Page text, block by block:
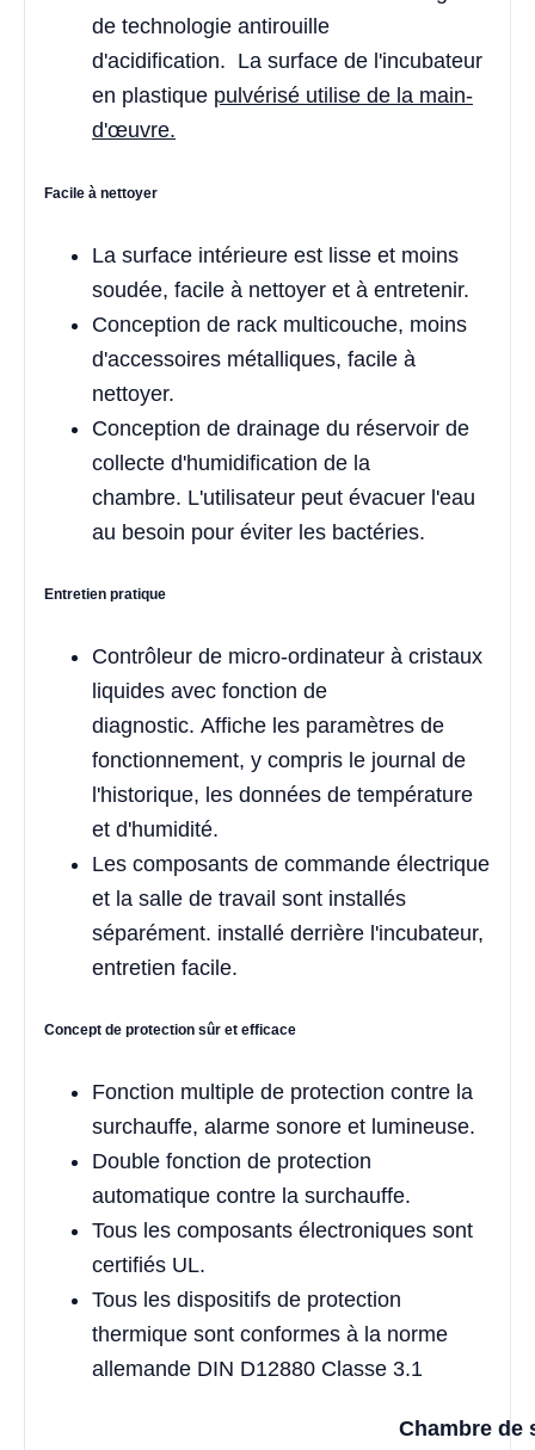
de technologie antirouille
d'acidification. La surface de l'incubateur
en plastique pulvérisé utilise de la main-
d'œuvre.
Facile à nettoyer
La surface intérieure est lisse et moins
soudée, facile à nettoyer et à entretenir.
Conception de rack multicouche, moins
d'accessoires métalliques, facile à
nettoyer.
Conception de drainage du réservoir de
collecte d'humidification de la
chambre. L'utilisateur peut évacuer l'eau
au besoin pour éviter les bactéries.
Entretien pratique
Contrôleur de micro-ordinateur à cristaux
liquides avec fonction de
diagnostic. Affiche les paramètres de
fonctionnement, y compris le journal de
l'historique, les données de température
et d'humidité.
Les composants de commande électrique
et la salle de travail sont installés
séparément. installé derrière l'incubateur,
entretien facile.
Concept de protection sûr et efficace
Fonction multiple de protection contre la
surchauffe, alarme sonore et lumineuse.
Double fonction de protection
automatique contre la surchauffe.
Tous les composants électroniques sont
certifiés UL.
Tous les dispositifs de protection
thermique sont conformes à la norme
allemande DIN D12880 Classe 3.1
Chambre